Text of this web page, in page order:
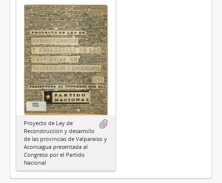
Proyecto de Ley de
Reconstrucción y desarrollo
de las provincias de Valparaíso y
Aconcagua presentada al
Congreso por el Partido
Nacional